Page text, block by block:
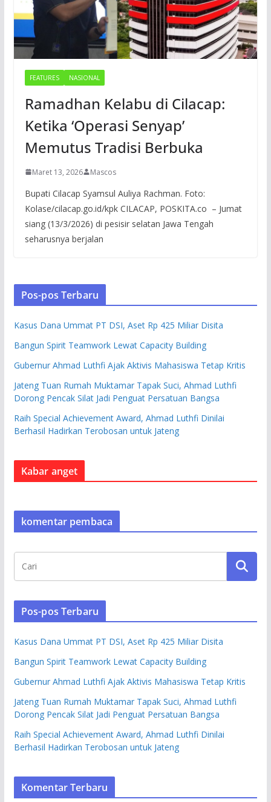
FEATURES NASIONAL
Ramadhan Kelabu di Cilacap:
Ketika ‘Operasi Senyap’
Memutus Tradisi Berbuka
Maret 13, 2026 Mascos
Bupati Cilacap Syamsul Auliya Rachman. Foto:
Kolase/cilacap.go.id/kpk CILACAP, POSKITA.co – Jumat
siang (13/3/2026) di pesisir selatan Jawa Tengah
seharusnya berjalan
Pos-pos Terbaru
Kasus Dana Ummat PT DSI, Aset Rp 425 Miliar Disita
Bangun Spirit Teamwork Lewat Capacity Building
Gubernur Ahmad Luthfi Ajak Aktivis Mahasiswa Tetap Kritis
Jateng Tuan Rumah Muktamar Tapak Suci, Ahmad Luthfi
Dorong Pencak Silat Jadi Penguat Persatuan Bangsa
Raih Special Achievement Award, Ahmad Luthfi Dinilai
Berhasil Hadirkan Terobosan untuk Jateng
Kabar anget
komentar pembaca
Pos-pos Terbaru
Kasus Dana Ummat PT DSI, Aset Rp 425 Miliar Disita
Bangun Spirit Teamwork Lewat Capacity Building
Gubernur Ahmad Luthfi Ajak Aktivis Mahasiswa Tetap Kritis
Jateng Tuan Rumah Muktamar Tapak Suci, Ahmad Luthfi
Dorong Pencak Silat Jadi Penguat Persatuan Bangsa
Raih Special Achievement Award, Ahmad Luthfi Dinilai
Berhasil Hadirkan Terobosan untuk Jateng
Komentar Terbaru